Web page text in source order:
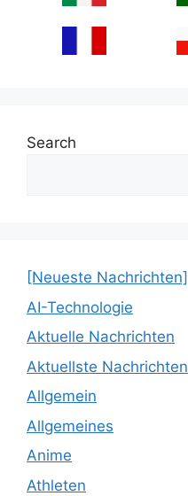
Search
[Neueste Nachrichten]
AI-Technologie
Aktuelle Nachrichten
Aktuellste Nachrichten
Allgemein
Allgemeines
Anime
Athleten